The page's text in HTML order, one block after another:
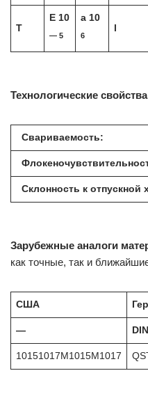
T
E 10
— 5
a 10
6
Технологические
Свариваемость:
Склонность к отпускной
Зарубежные аналоги
как точные, так и
США
—
10151017M1015M1017